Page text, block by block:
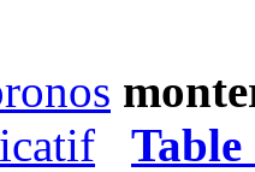
Table